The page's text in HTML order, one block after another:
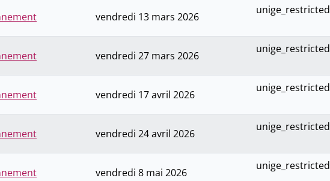
vendredi 13 mars 2026
unige_restricted
vendredi 27 mars 2026
unige_restricted
vendredi 17 avril 2026
unige_restricted
vendredi 24 avril 2026
unige_restricted
vendredi 8 mai 2026
unige_restricted